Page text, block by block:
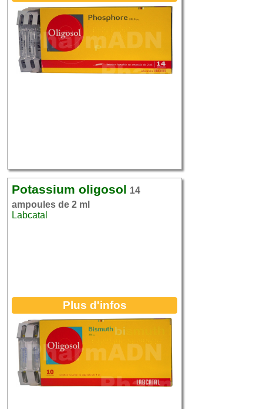
Potassium oligosol 14
ampoules de 2 ml
Labcatal
Plus d'infos